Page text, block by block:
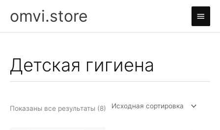
omvi.store
Детская гигиена
Показаны все результаты (8)